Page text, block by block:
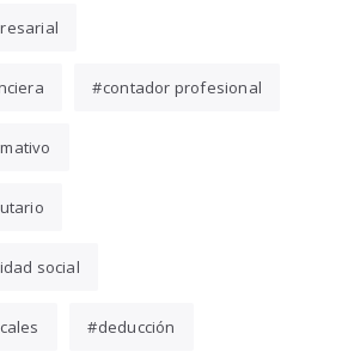
contador profesional
social
deducción